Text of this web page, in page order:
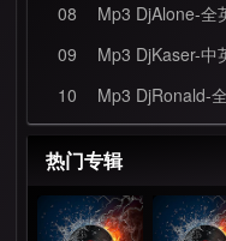
08 Mp3 DjAlone-全英文House只
09 Mp3 DjKaser-中英文House音
10 Mp3 DjRonald-全英文
热门专辑